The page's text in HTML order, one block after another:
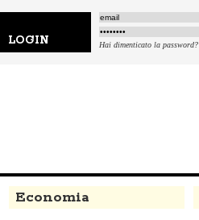
LOGIN Hai dimenticato la password?
Economia